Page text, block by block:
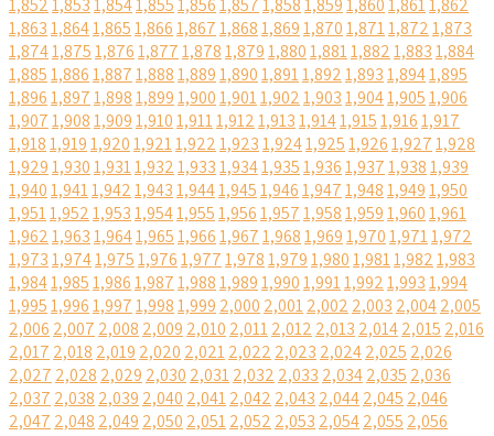
1,8521,8531,8541,8551,8561,8571,8581,8591,8601,8611,862
1,8631,8641,8651,8661,8671,8681,8691,8701,8711,8721,873
1,8741,8751,8761,8771,8781,8791,8801,8811,8821,8831,884
1,8851,8861,8871,8881,8891,8901,8911,8921,8931,8941,895
1,8961,8971,8981,8991,9001,9011,9021,9031,9041,9051,906
1,9071,9081,9091,9101,9111,9121,9131,9141,9151,9161,917
1,9181,9191,9201,9211,9221,9231,9241,9251,9261,9271,928
1,9291,9301,9311,9321,9331,9341,9351,9361,9371,9381,939
1,9401,9411,9421,9431,9441,9451,9461,9471,9481,9491,950
1,9511,9521,9531,9541,9551,9561,9571,9581,9591,9601,961
1,9621,9631,9641,9651,9661,9671,9681,9691,9701,9711,972
1,9731,9741,9751,9761,9771,9781,9791,9801,9811,9821,983
1,9841,9851,9861,9871,9881,9891,9901,9911,9921,9931,994
1,9951,9961,9971,9981,999 2,000 2,0012,002 2,003 2,0042,005
2,006 2,007 2,008 2,009 2,010 2,0112,012 2,013 2,0142,015 2,016
2,017 2,018 2,019 2,020 2,0212,022 2,023 2,0242,025 2,026
2,027 2,028 2,029 2,030 2,0312,032 2,033 2,0342,035 2,036
2,037 2,038 2,039 2,040 2,0412,042 2,043 2,0442,045 2,046
2,047 2,048 2,049 2,050 2,0512,052 2,053 2,0542,055 2,056